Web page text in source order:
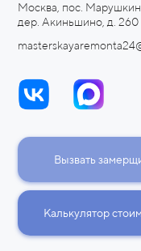
Вызвать
Москва, пос.
дер. Акиньшино, д. 260
Калькулятор